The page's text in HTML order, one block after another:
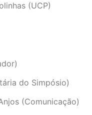
(UCP)
do Simpósio)
(Comunicação)